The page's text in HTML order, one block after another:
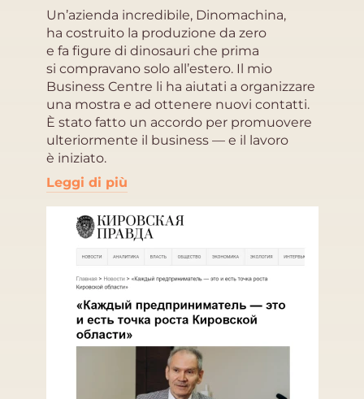
Un’azienda incredibile, Dinomachina,
ha costruito la produzione da zero
e fa figure di dinosauri che prima
si compravano solo all’estero. Il mio
Business Centre li ha aiutati a organizzare
una mostra e ad ottenere nuovi contatti.
È stato fatto un accordo per promuovere
ulteriormente il business — e il lavoro
è iniziato.
Leggi di più